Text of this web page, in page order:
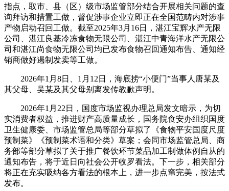
指点，取市、县（区）级市场监管部分结合开展相关问题的查
询拜访和措置工做，督促涉事企业立即正在全国范畴内对涉事
产物启动召回工做。截至2025年3月16日，湛江宝辉水产无限
公司、湛江良基冷冻食物无限公司、湛江中青海洋水产无限公
司和湛江尚食物无限公司均已发布食物召回通知布告、通知经
销商做好遏制发卖等工做。
2026年1月8日、1月12日，海底捞“小便门”当事人唐某及
其父母、吴某及其父母别离发传教歉声明。
2026年1月22日，国度市场监视办理总局发文暗示，为切
实消费者权益，推进财产高质量成长，国务院食安办组织国度
卫生健康委、市场监管总局等部分草拟了《食物平安国度尺度
预制菜》《预制菜术语和分类》草案；会同市场监管总局、商
务部等部分草拟了关于推广餐饮环节菜品加工制做体例自从的
通知布告，将于近日向社会公开收罗看法。下一步，相关部分
将正在充实吸纳各方看法的根本上，进一步点窜完美，按法式
发布。